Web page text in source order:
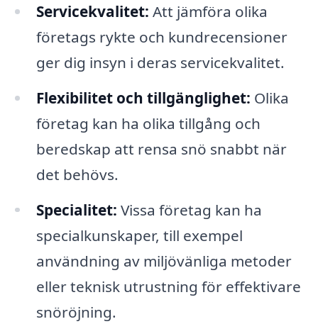
Servicekvalitet: Att jämföra olika
företags rykte och kundrecensioner
ger dig insyn i deras servicekvalitet.
Flexibilitet och tillgänglighet: Olika
företag kan ha olika tillgång och
beredskap att rensa snö snabbt när
det behövs.
Specialitet: Vissa företag kan ha
specialkunskaper, till exempel
användning av miljövänliga metoder
eller teknisk utrustning för effektivare
snöröjning.